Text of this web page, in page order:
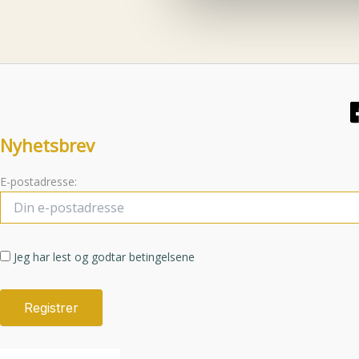
Nyhetsbrev
E-postadresse:
Jeg har lest og godtar betingelsene